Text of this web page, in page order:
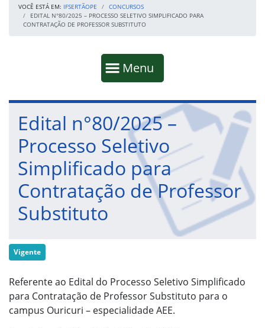
VOCÊ ESTÁ EM: IFSERTÃOPE
CONCURSOS
EDITAL N°80/2025 – PROCESSO SELETIVO SIMPLIFICADO PARA
CONTRATAÇÃO DE PROFESSOR SUBSTITUTO
Mostrar
Menu
Fim da navegação
Início do conteúdo
Edital n°80/2025 –
Processo Seletivo
Simplificado para
Contratação de Professor
Substituto
Vigente
Referente ao Edital do Processo Seletivo Simplificado
para Contratação de Professor Substituto para o
campus Ouricuri – especialidade AEE.